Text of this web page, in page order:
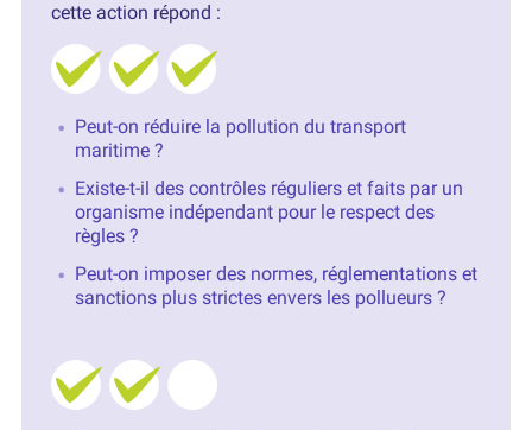
cette action répond :
Peut-on réduire la pollution du transport
maritime ?
Existe-t-il des contrôles réguliers et faits par un
organisme indépendant pour le respect des
règles ?
Peut-on imposer des normes, réglementations et
sanctions plus strictes envers les pollueurs ?